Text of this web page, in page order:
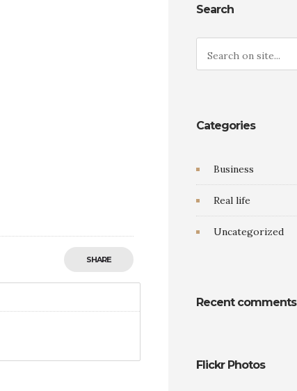
SHARE
Search
Categories
Business
Real life
Uncategorized
Recent comments
Flickr Photos